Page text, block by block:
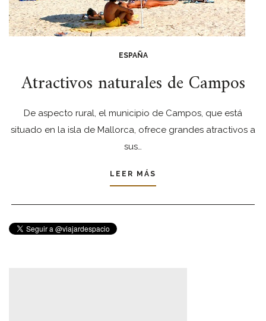
ESPAÑA
Atractivos naturales de Campos
De aspecto rural, el municipio de Campos, que está
situado en la isla de Mallorca, ofrece grandes atractivos a
sus…
LEER MÁS